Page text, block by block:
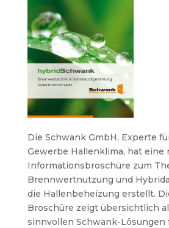
Die Schwank GmbH, Experte
Gewerbe Hallenklima, hat eine
Informationsbroschüre zum
Brennwertnutzung und
die Hallenbeheizung erstellt.
Broschüre zeigt übersichtlich
sinnvollen Schwank-Lösungen